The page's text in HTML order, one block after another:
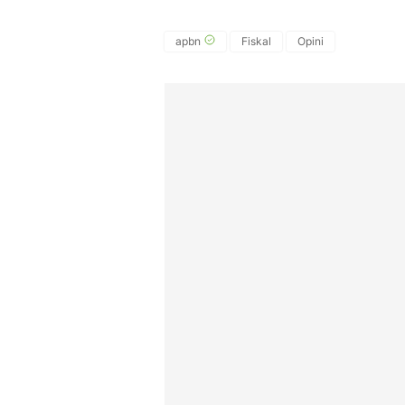
apbn Fiskal Opini